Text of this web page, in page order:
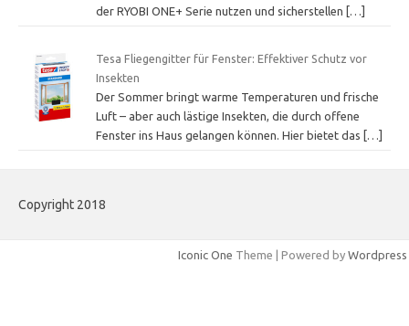
der RYOBI ONE+ Serie nutzen und sicherstellen
[…]
Tesa Fliegengitter für Fenster: Effektiver Schutz vor
Insekten
Der Sommer bringt warme Temperaturen und frische
Luft – aber auch lästige Insekten, die durch offene
Fenster ins Haus gelangen können. Hier bietet das
[…]
Copyright 2018
Iconic One Theme | Powered by Wordpress